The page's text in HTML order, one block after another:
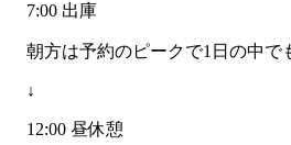
7:00 出庫
朝方は予約のピークで1日の中で
↓
12:00 昼休憩